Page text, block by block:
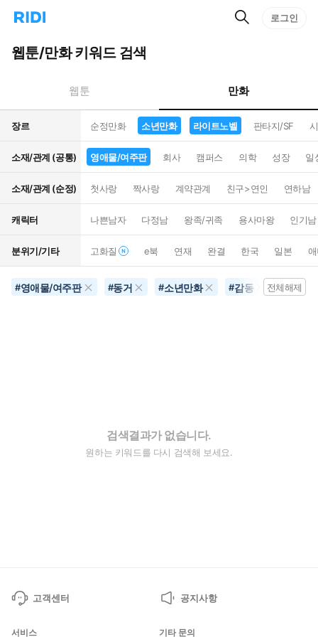
리
홈
으
턴
트
검
로그인
웹툰/만화 키워드 검색
웹툰 만화
장르 순정만화 소년만화 라이트노벨 판타지/SF
소재/관계 (공통) 영애물/여주판 회사 캠퍼스 의학 성장 일
소재/관계 (순정) 첫사랑 짝사랑 계약관계 친구>연인 연하남
캐릭터 나쁜남자 다정남 왕족/귀족 용사마왕 인기남
분위기/기타 고화질 e북 연재 완결 한국 일본
#영애물/여주판 #동거 #소년만화 #감동 #라이트
전체해제
검색결과가 없습니다.
원하는 키워드를 다시 검색해 보세요.
고객센터 공지사항
서비스 기타 문의